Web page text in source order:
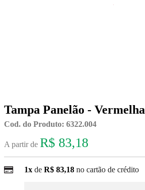
Tampa Panelão - Vermelha
Cod. do Produto: 6322.004
A partir de R$ 83,18
1x de R$ 83,18 no cartão de crédito